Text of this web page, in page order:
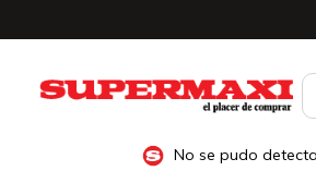
No se pudo